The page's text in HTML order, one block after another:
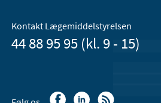
Kontakt Lægemiddelstyrelsen
44 88 95 95 (kl. 9 - 15)